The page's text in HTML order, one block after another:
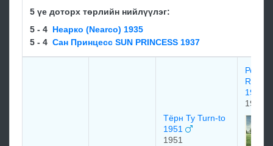
5 үе доторх төрлийн нийлүүлэг:
5 - 4 Неарко (Nearco) 1935
5 - 4 Сан Принцесс SUN PRINCESS 1937
Тёрн Ту Turn-to
1951
1951
Роял
Royal
1942
1942